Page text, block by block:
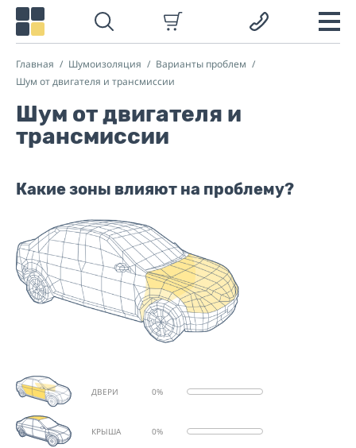
Главная Шумоизоляция
Варианты проблем
Шум от двигателя и трансмиссии
Шум от двигателя и
трансмиссии
Какие зоны влияют на проблему?
ДВЕРИ 0%
КРЫША 0%